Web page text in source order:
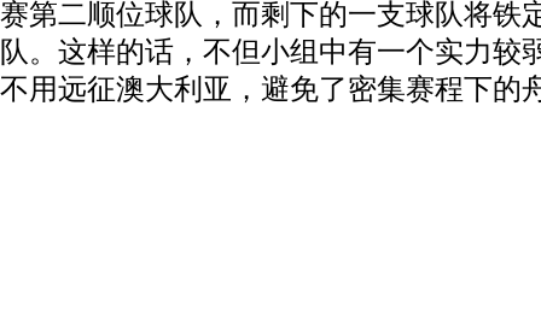
赛第二顺位球队，而剩下的一支球队将铁
队。这样的话，不但小组中有一个实力较
不用远征澳大利亚，避免了密集赛程下的